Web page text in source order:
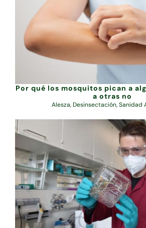
Por qué los mosquitos pican a
a otras no
Alesza,Desinsectación,Sanidad